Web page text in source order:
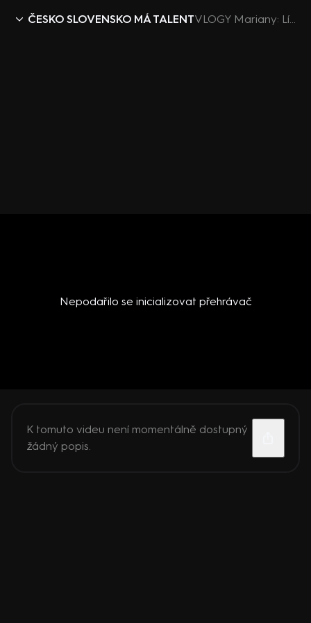
ČESKO SLOVENSKO MÁ TALENT VLOGY Mariany: Líčení Prachaře, letající Diana i zpívající Marta. Natáčení upoutávky není jen tak!
Nepodařilo se inicializovat přehrávač
K tomuto videu není momentálně dostupný
žádný popis.